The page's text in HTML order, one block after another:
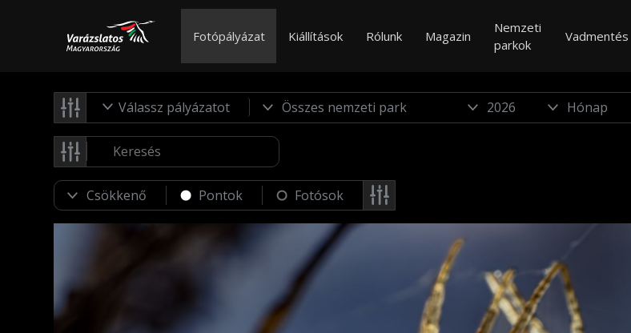
Fotópályázat Kiállítások Rólunk Magazin
Nemzeti
parkok
Vadmentés
Válassz pályázatot
Pontok Fotósok